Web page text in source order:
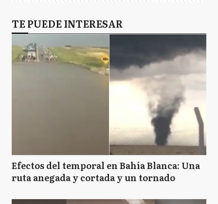
TE PUEDE INTERESAR
Efectos del temporal en Bahía Blanca: Una
ruta anegada y cortada y un tornado